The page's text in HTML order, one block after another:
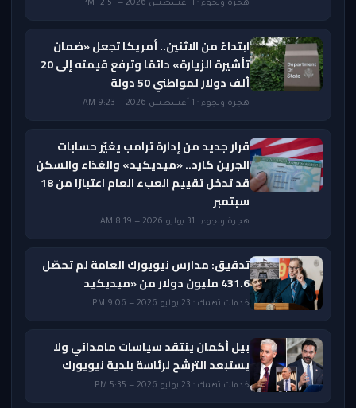
هجرة ولجوء · 1 أغسطس 2026 — 12:51 PM
ابتداءً من الاثنين.. أمريكا تجعل «ضمان
تأشيرة الزيارة» دائمًا وترفع قيمته إلى 20
ألف دولار لمواطني 50 دولة
هجرة ولجوء · 1 أغسطس 2026 — 9:23 AM
قرار جديد من إدارة ترامب يغيّر حسابات
الجرين كارد.. «ميديكيد» والغذاء والسكن
قد تدخل تقييم العبء العام اعتبارًا من 18
سبتمبر
هجرة ولجوء · 31 يوليو 2026 — 8:19 AM
تدقيق: مدارس نيويورك العامة لم تحصّل
431.6 مليون دولار من «ميديكيد
خدمات تهمك · 23 يوليو 2026 — 9:06 PM
بيل أكمان ينتقد سياسات مامداني ولا
يستبعد الترشح لرئاسة بلدية نيويورك
خدمات تهمك · 23 يوليو 2026 — 5:35 PM